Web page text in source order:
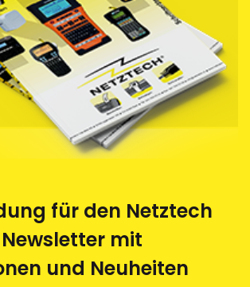
für den Netztech
Newsletter mit
und Neuheiten